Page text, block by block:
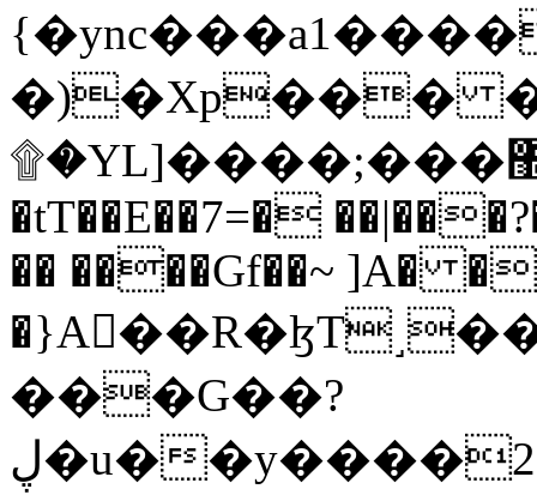
�)�Xp���
۩�YL]����;���׿�޽������+��k��o���O�Zt�6�[a��v_r;�b�f���==
�tT��E��7=�
�� ����Gf��~ ]A�
���G��?
ڸ�u��y����2o�Gc���t!W���k+(���